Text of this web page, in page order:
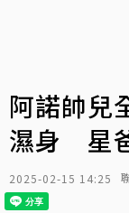
阿諾帥兒
濕身 星
2025-02-15 14:25